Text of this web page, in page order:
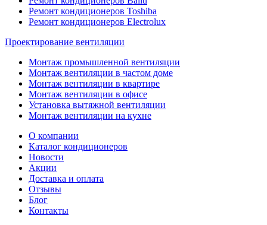
Ремонт кондиционеров Toshibа
Ремонт кондиционеров Electrolux
Проектирование вентиляции
Монтаж промышленной вентиляции
Монтаж вентиляции в частом доме
Монтаж вентиляции в квартире
Монтаж вентиляции в офисе
Установка вытяжной вентиляции
Монтаж вентиляции на кухне
О компании
Каталог кондиционеров
Новости
Акции
Доставка и оплата
Отзывы
Блог
Контакты